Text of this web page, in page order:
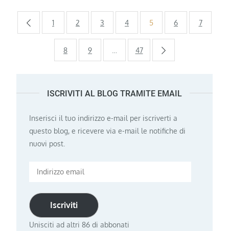
Paginazione
degli
1 2 3 4 5 6 7
8 9 47
ISCRIVITI AL BLOG TRAMITE EMAIL
Inserisci il tuo indirizzo e-mail per iscriverti a
questo blog, e ricevere via e-mail le notifiche di
nuovi post.
Indirizzo
Iscriviti
Unisciti ad altri 86 di abbonati